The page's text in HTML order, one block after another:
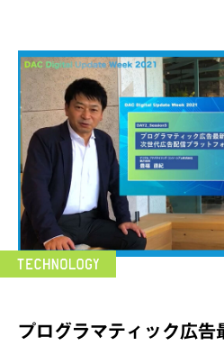
プログラマティック広告